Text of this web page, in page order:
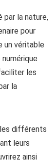
par la nature,
pour
un véritable
les
la
différents
leurs
ainsi